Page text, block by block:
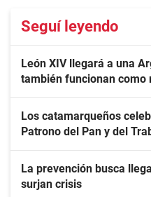
Seguí leyendo
León XIV llegará a una
también funcionan como
Los catamarqueños
Patrono del Pan y del
La prevención busca
surjan crisis